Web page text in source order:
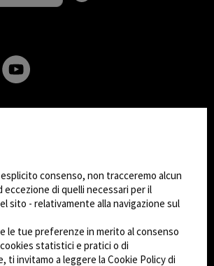
- Società soggetta a direzione
di KRENOVA SRL (Società a
- Sede Legale: Via Pana
consenso, non tracceremo alcun
eccezione di quelli necessari per il
sito - relativamente alla navigazione sul
le tue preferenze in merito al consenso
statistici e pratici o di
ti invitamo a leggere la Cookie Policy di